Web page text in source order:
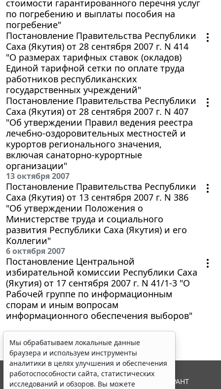
стоимости гарантированного перечня услуг
по погребению и выплаты пособия на
погребение"
Постановление Правительства Республики
Саха (Якутия) от 28 сентября 2007 г. N 414
"О размерах тарифных ставок (окладов)
Единой тарифной сетки по оплате труда
работников республиканских
государственных учреждений"
Постановление Правительства Республики
Саха (Якутия) от 28 сентября 2007 г. N 407
"Об утверждении Правил ведения реестра
лечебно-оздоровительных местностей и
курортов регионального значения,
включая санаторно-курортные
организации"
13 октября 2007
Постановление Правительства Республики
Саха (Якутия) от 13 сентября 2007 г. N 386
"Об утверждении Положения о
Министерстве труда и социального
развития Республики Саха (Якутия) и его
Коллегии"
6 октября 2007
Постановление Центральной
избирательной комиссии Республики Саха
(Якутия) от 17 сентября 2007 г. N 41/1-3 "О
Рабочей группе по информационным
спорам и иным вопросам
информационного обеспечения выборов"
Мы обрабатываем локальные данные
браузера и используем инструменты
аналитики в целях улучшения и обеспечения
работоспособности сайта, статистических
исследований и обзоров. Вы можете
© ООО "НПП "ГАРАНТ-СЕРВИС", 2026. Система ГАРАНТ